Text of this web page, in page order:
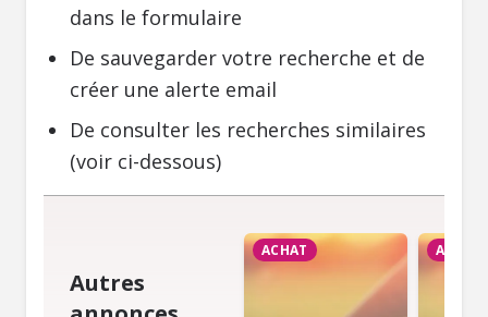
dans le formulaire
De sauvegarder votre recherche et de
créer une alerte email
De consulter les recherches similaires
(voir ci-dessous)
Autres
ACHAT ACHAT